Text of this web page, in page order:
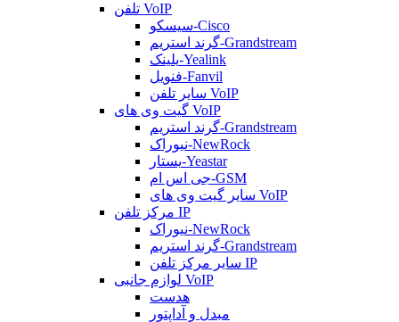
تلفن VoIP
سیسکو-Cisco
گرند استریم-Grandstream
یلینک-Yealink
فنویل-Fanvil
سایر تلفن VoIP
گیت وی های VoIP
گرند استریم-Grandstream
نیوراک-NewRock
یستار-Yeastar
جی اس ام-GSM
سایر گیت وی های VoIP
مرکز تلفن IP
نیوراک-NewRock
گرند استریم-Grandstream
سایر مرکز تلفن IP
لوازم جانبی VoIP
هدست
مبدل و آداپتور